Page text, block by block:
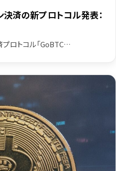
済の新プロトコル発表：
ロトコル「GoBTC…